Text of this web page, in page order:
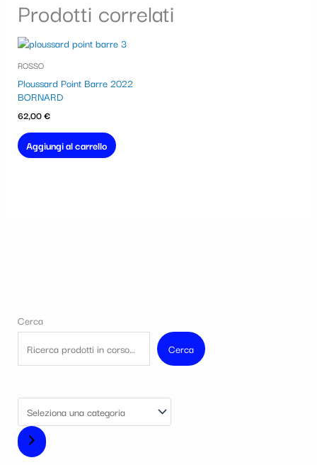
Prodotti correlati
ROSSO
Ploussard Point Barre 2022
BORNARD
62,00€
Aggiungi al carrello
Cerca
Cerca